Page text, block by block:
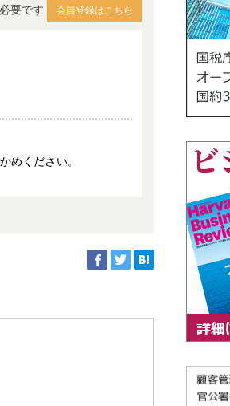
要です 会員登録はこちら
めください。